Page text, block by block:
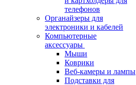
телефонов
Органайзеры для
электроники и кабелей
Компьютерные
аксессуары
Мыши
Коврики
Веб-камеры и лампы
Подставки для